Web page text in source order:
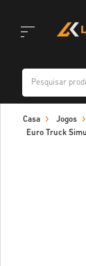
navigation
Casa Jogos
Euro Truck